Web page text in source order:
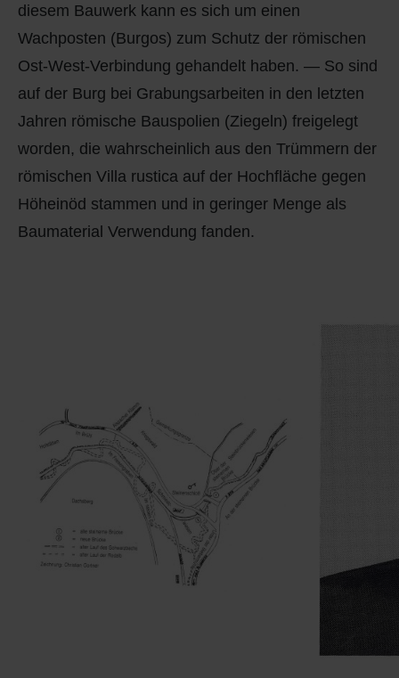
diesem Bauwerk kann es sich um einen
Wachposten (Burgos) zum Schutz der römischen
Ost-West-Verbindung gehandelt haben. — So sind
auf der Burg bei Grabungsarbeiten in den letzten
Jahren römische Bauspolien (Ziegeln) freigelegt
worden, die wahrscheinlich aus den Trümmern der
römischen Villa rustica auf der Hochfläche gegen
Höheinöd stammen und in geringer Menge als
Baumaterial Verwendung fanden.